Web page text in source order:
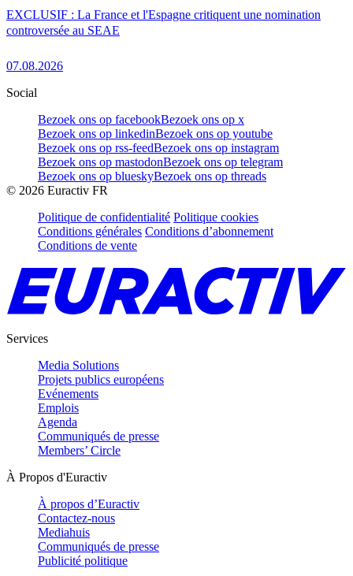
EXCLUSIF : La France et l'Espagne critiquent une nomination
controversée au SEAE
07.08.2026
Social
Bezoek ons op facebookBezoek ons op x
Bezoek ons op linkedinBezoek ons op youtube
Bezoek ons op rss-feedBezoek ons op instagram
Bezoek ons op mastodonBezoek ons op telegram
Bezoek ons op blueskyBezoek ons op threads
© 2026 Euractiv FR
Politique de confidentialité Politique cookies
Conditions générales Conditions d’abonnement
Conditions de vente
Services
Media Solutions
Projets publics européens
Evénements
Emplois
Agenda
Communiqués de presse
Members’ Circle
À Propos d'Euractiv
À propos d’Euractiv
Contactez-nous
Mediahuis
Communiqués de presse
Publicité politique